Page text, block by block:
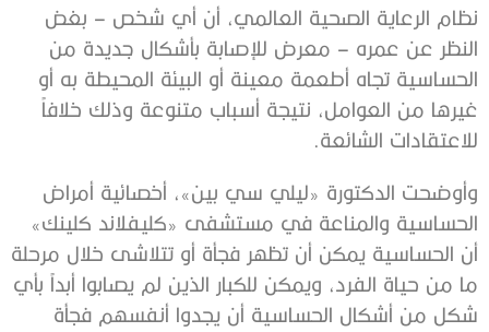
نظام الرعاية الصحية العالمي، أن أي شخص – بغض
النظر عن عمره – معرض للإصابة بأشكال جديدة من
الحساسية تجاه أطعمة معينة أو البيئة المحيطة به أو
غيرها من العوامل، نتيجة أسباب متنوعة وذلك خلافاً
للاعتقادات الشائعة.
وأوضحت الدكتورة «ليلي سي بين»، أخصائية أمراض
الحساسية والمناعة في مستشفى «كليفلاند كلينك»
أن الحساسية يمكن أن تظهر فجأة أو تتلاشى خلال مرحلة
ما من حياة الفرد، ويمكن للكبار الذين لم يصابوا أبداً بأي
شكل من أشكال الحساسية أن يجدوا أنفسهم فجأة